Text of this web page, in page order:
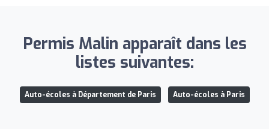
Permis Malin apparaît dans les
listes suivantes:
Auto-écoles à Département de Paris Auto-écoles à Paris